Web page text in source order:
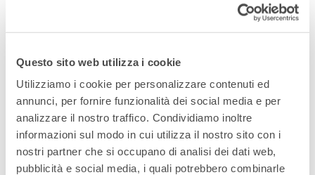
Questo sito web utilizza i cookie
Utilizziamo i cookie per personalizzare contenuti ed
annunci, per fornire funzionalità dei social media e per
analizzare il nostro traffico. Condividiamo inoltre
informazioni sul modo in cui utilizza il nostro sito con i
nostri partner che si occupano di analisi dei dati web,
pubblicità e social media, i quali potrebbero combinarle
è cruciale, e invitiamo le aziende a
Spese
Ammissibili e
Costi Associati